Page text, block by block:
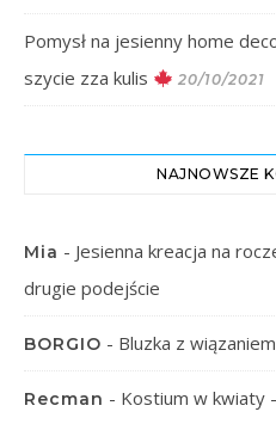
Pomysł na jesienny home
szycie zza kulis
20/10/2021
NAJNOWSZE
Mia - Jesienna kreacja na
drugie podejście
BORGIO - Bluzka z
Recman - Kostium w kwiaty